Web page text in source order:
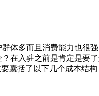
体多而且消费能力也很
在入驻之前是肯定是要
囊括了以下几个成本结构